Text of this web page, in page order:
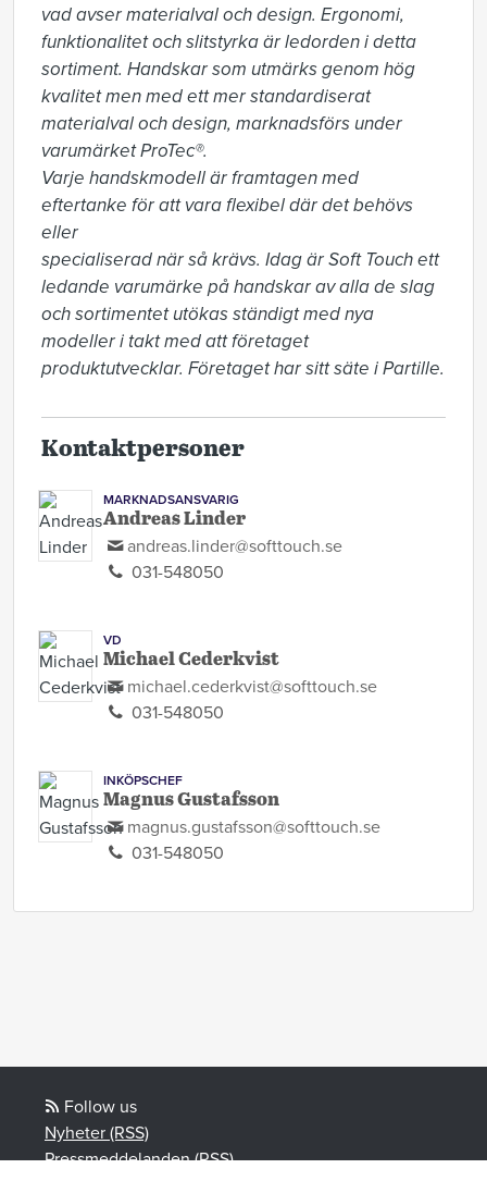
vad avser materialval och design. Ergonomi,
funktionalitet och slitstyrka är ledorden i detta
sortiment. Handskar som utmärks genom hög
kvalitet men med ett mer standardiserat
materialval och design, marknadsförs under
varumärket ProTec®.
Varje handskmodell är framtagen med
eftertanke för att vara flexibel där det behövs
eller
specialiserad när så krävs. Idag är Soft Touch ett
ledande varumärke på handskar av alla de slag
och sortimentet utökas ständigt med nya
modeller i takt med att företaget
produktutvecklar. Företaget har sitt säte i Partille.
Kontaktpersoner
MARKNADSANSVARIG
Andreas Linder
andreas.linder@softtouch.se
031-548050
VD
Michael Cederkvist
michael.cederkvist@softtouch.se
031-548050
INKÖPSCHEF
Magnus Gustafsson
magnus.gustafsson@softtouch.se
031-548050
Follow us
Nyheter (RSS)
Pressmeddelanden (RSS)